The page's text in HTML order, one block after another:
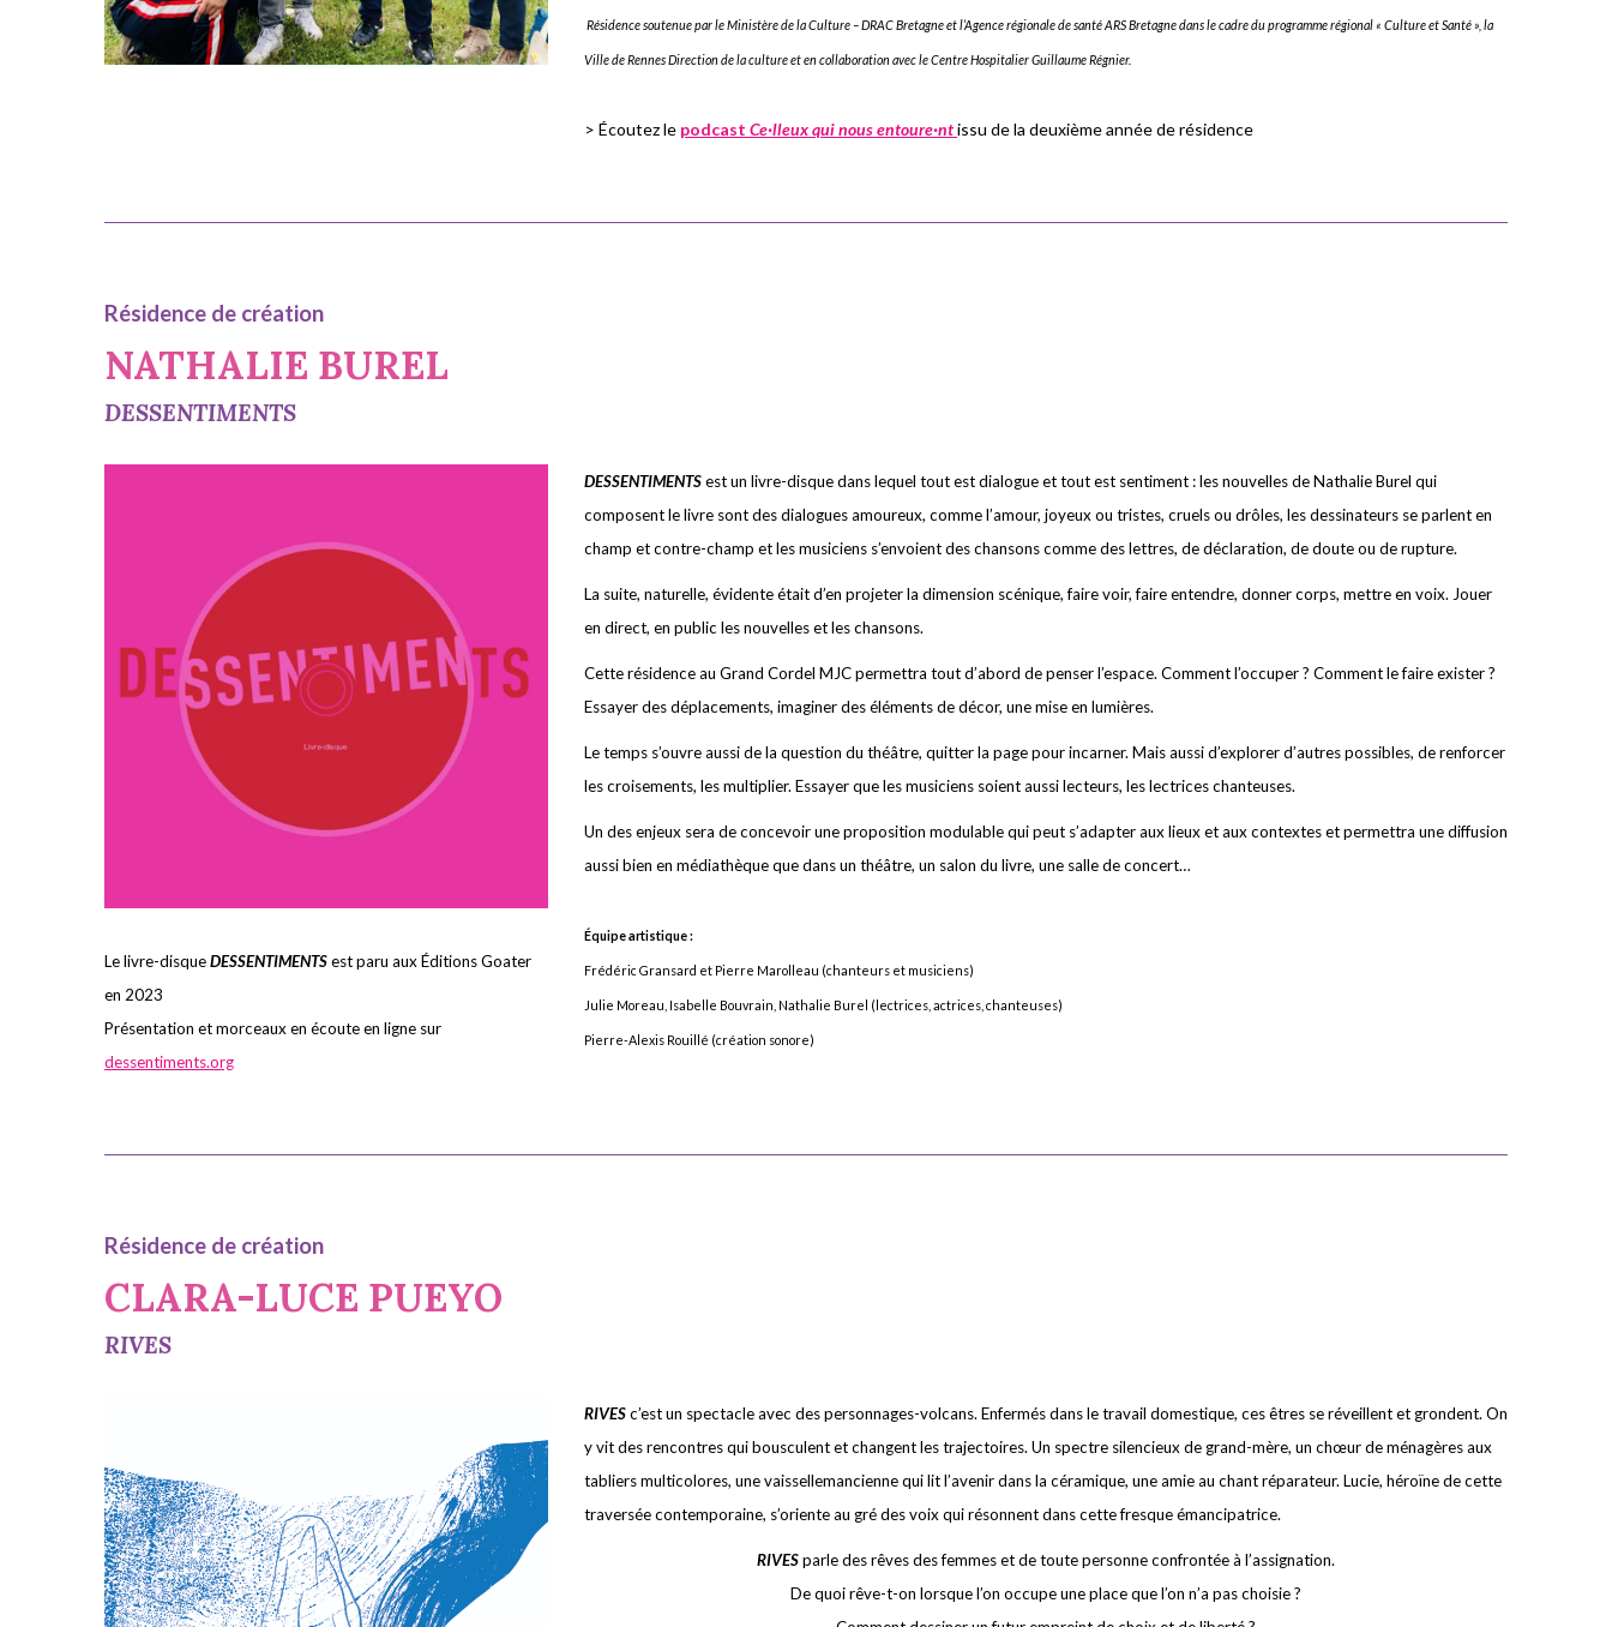
Résidence soutenue par le Ministère de la Culture – DRAC Bretagne et l’Agence régionale de santé ARS Bretagne dans le cadre du programme régional « Culture et Santé », la
Ville de Rennes Direction de la culture et en collaboration avec le Centre Hospitalier Guillaume Régnier.
> Écoutez le podcast Ce·lleux qui nous entoure·ntissu de la deuxième année de résidence
Résidence de création
NATHALIE BUREL
DESSENTIMENTS
Le livre-disqueDESSENTIMENTSest paru aux Éditions Goater
en 2023
Présentation et morceaux en écoute en ligne sur
dessentiments.org
DESSENTIMENTSest un livre-disque dans lequel tout est dialogue et tout est sentiment : les nouvelles de Nathalie Burel qui
composent le livre sont des dialogues amoureux, comme l’amour, joyeux ou tristes, cruels ou drôles, les dessinateurs se parlent en
champ et contre-champ et les musiciens s’envoient des chansons comme des lettres, de déclaration, de doute ou de rupture.
La suite, naturelle, évidente était d’en projeter la dimension scénique, faire voir, faire entendre, donner corps, mettre en voix. Jouer
en direct, en public les nouvelles et les chansons.
Cette résidence au Grand Cordel MJC permettra tout d’abord de penser l’espace. Comment l’occuper ? Comment le faire exister ?
Essayer des déplacements, imaginer des éléments de décor, une mise en lumières.
Le temps s’ouvre aussi de la question du théâtre, quitter la page pour incarner. Mais aussi d’explorer d’autres possibles, de renforcer
les croisements, les multiplier. Essayer que les musiciens soient aussi lecteurs, les lectrices chanteuses.
Un des enjeux sera de concevoir une proposition modulable qui peut s’adapter aux lieux et aux contextes et permettra une diffusion
aussi bien en médiathèque que dans un théâtre, un salon du livre, une salle de concert…
Équipe artistique :
Frédéric Gransard et Pierre Marolleau (chanteurs et musiciens)
Julie Moreau, Isabelle Bouvrain, Nathalie Burel (lectrices, actrices, chanteuses)
Pierre-Alexis Rouillé (création sonore)
Résidence de création
CLARA-LUCE PUEYO
RIVES
RIVESc’est un spectacle avec des personnages-volcans. Enfermés dans le travail domestique, ces êtres se réveillent et grondent. On
y vit des rencontres qui bousculent et changent les trajectoires. Un spectre silencieux de grand-mère, un chœur de ménagères aux
tabliers multicolores, une vaissellemancienne qui lit l’avenir dans la céramique, une amie au chant réparateur. Lucie, héroïne de cette
traversée contemporaine, s’oriente au gré des voix qui résonnent dans cette fresque émancipatrice.
RIVESparle des rêves des femmes et de toute personne confrontée à l’assignation.
De quoi rêve-t-on lorsque l’on occupe une place que l’on n’a pas choisie ?